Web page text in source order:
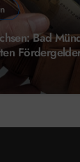
Bad